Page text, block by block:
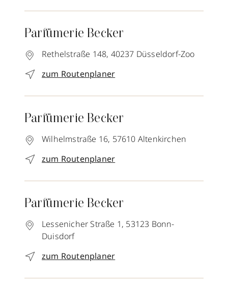
Parfümerie Becker
Rethelstraße 148, 40237 Düsseldorf-Zoo
zum Routenplaner
Parfümerie Becker
Wilhelmstraße 16, 57610 Altenkirchen
zum Routenplaner
Parfümerie Becker
Lessenicher Straße 1, 53123 Bonn-
Duisdorf
zum Routenplaner